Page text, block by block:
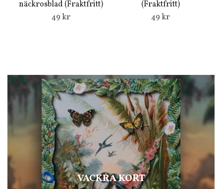
VACKRA KORT
näckrosblad (Fraktfritt)
49 kr
(Fraktfritt)
49 kr